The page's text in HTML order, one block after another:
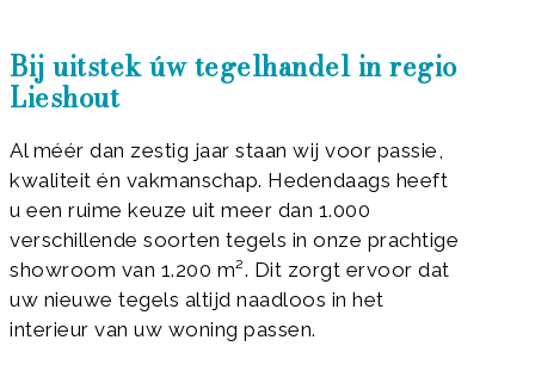
Bij uitstek úw tegelhandel in regio
Lieshout
Al méér dan zestig jaar staan wij voor passie,
kwaliteit én vakmanschap. Hedendaags heeft
u een ruime keuze uit meer dan 1.000
verschillende soorten tegels in onze prachtige
showroom van 1.200 m². Dit zorgt ervoor dat
uw nieuwe tegels altijd naadloos in het
interieur van uw woning passen.